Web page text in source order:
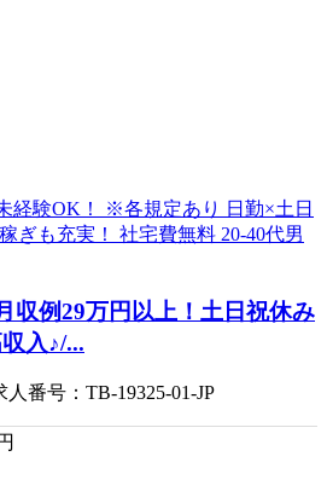
収例29万円以上！土日祝休み
入♪/...
番号：TB-19325-01-JP